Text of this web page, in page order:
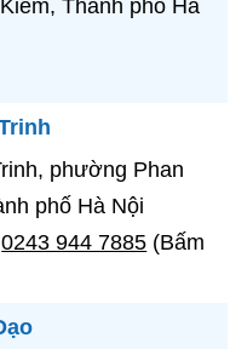
Thành phố Hà
phường Phan
phố Hà Nội
0243 944 7885 (Bấm